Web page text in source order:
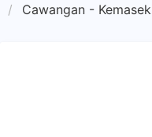
Cawangan - Kemasek